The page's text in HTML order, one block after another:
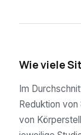
Wie viele
Im
Reduktion von
von